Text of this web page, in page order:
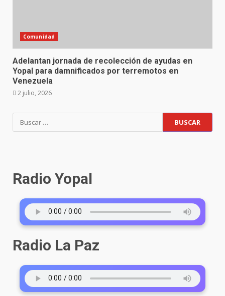
Comunidad
Adelantan jornada de recolección de ayudas en
Yopal para damnificados por terremotos en
Venezuela
2 julio, 2026
Buscar:
Radio Yopal
Radio La Paz